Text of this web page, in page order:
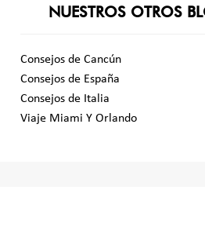
NUESTROS OTROS
Consejos de Cancún
Consejos de España
Consejos de Italia
Viaje Miami Y Orlando